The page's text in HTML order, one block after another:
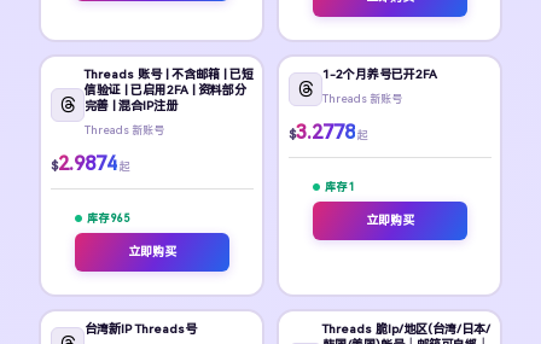
Threads 账号 | 不含邮箱 | 已短
信验证 | 已启用2FA | 资料部分
完善 | 混合IP注册
Threads 新账号
$2.9874 起
库存 965
立即购买
1-2个月养号已开2FA
Threads 新账号
$3.2778 起
库存 1
立即购买
台湾新IP Threads号
Threads 脆Ip/地区(台湾/日本/